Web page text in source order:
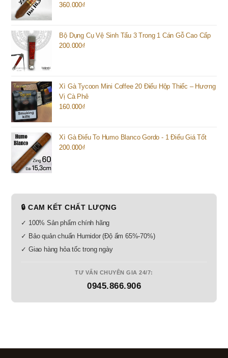
360.000₫
Bộ Dụng Cụ Vệ Sinh Tẩu 3 Trong 1 Cán Gỗ Cao Cấp
200.000₫
Xì Gà Tycoon Mini Coffee 20 Điếu Hộp Thiếc – Hương
Vị Cà Phê
160.000₫
Xì Gà Điếu To Humo Blanco Gordo - 1 Điếu Giá Tốt
200.000₫
🔒 CAM KẾT CHẤT LƯỢNG
✓ 100% Sản phẩm chính hãng
✓ Bảo quản chuẩn Humidor (Độ ẩm 65%-70%)
✓ Giao hàng hỏa tốc trong ngày
TƯ VẤN CHUYÊN GIA 24/7:
0945.866.906